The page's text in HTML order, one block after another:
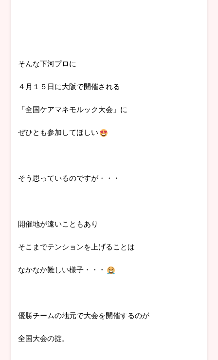
そんな下河プロに
４月１５日に大阪で開催される
「全国ケアマネモルック大会」に
ぜひとも参加してほしい
そう思っているのですが・・・
開催地が遠いこともあり
そこまでテンションを上げることは
なかなか難しい様子・・・
優勝チームの地元で大会を開催するのが
全国大会の掟。